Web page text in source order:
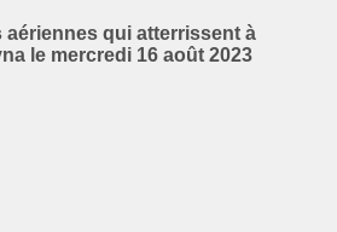
aériennes qui atterrissent à
le mercredi 16 août 2023